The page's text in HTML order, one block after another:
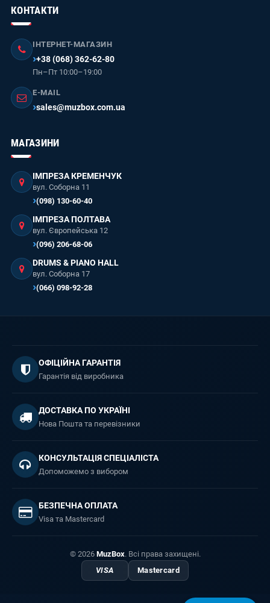
КОНТАКТИ
ІНТЕРНЕТ-МАГАЗИН
+38 (068) 362-62-80
Пн–Пт 10:00–19:00
E-MAIL
sales@muzbox.com.ua
МАГАЗИНИ
ІМПРЕЗА КРЕМЕНЧУК
вул. Соборна 11
(098) 130-60-40
ІМПРЕЗА ПОЛТАВА
вул. Європейська 12
(096) 206-68-06
DRUMS & PIANO HALL
вул. Соборна 17
(066) 098-92-28
ОФІЦІЙНА ГАРАНТІЯ
Гарантія від виробника
ДОСТАВКА ПО УКРАЇНІ
Нова Пошта та перевізники
КОНСУЛЬТАЦІЯ СПЕЦІАЛІСТА
Допоможемо з вибором
БЕЗПЕЧНА ОПЛАТА
Visa та Mastercard
© 2026 MuzBox. Всі права захищені.
VISA
Mastercard